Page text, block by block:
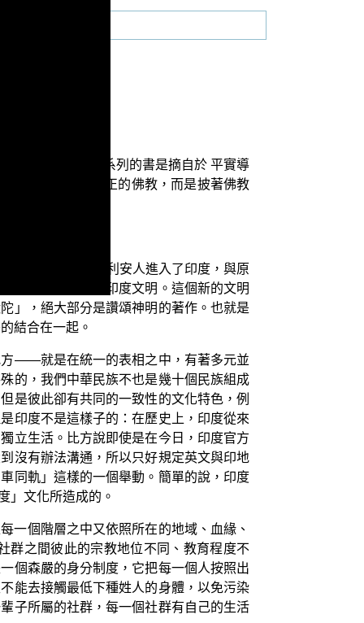
教系列」，這個系列的書是摘自於 平實導
羅佛教」不是真正的佛教，而是披著佛教
系由白皮膚的亞利安人進入了印度，與原
新興的更廣大的印度文明。這個新的文明
」，絕大部分是讚頌神明的著作。也就是
結合在一起。
——就是在統一的表相之中，有著多元並
的，我們中華民族不也是幾十個民族組成
是彼此卻有共同的一致性的文化特色，例
印度不是這樣子的：在歷史上，印度從來
立生活。比方說即使是在今日，印度官方
沒有辦法溝通，所以只好規定英文與印地
同軌」這樣的一個舉動。簡單的說，印度
」文化所造成的。
一個階層之中又依照所在的地域、血緣、
群之間彼此的宗教地位不同、教育程度不
個森嚴的身分制度，它把每一個人按照出
能去接觸最低下種姓人的身體，以免污染
子所屬的社群，每一個社群有自己的生活